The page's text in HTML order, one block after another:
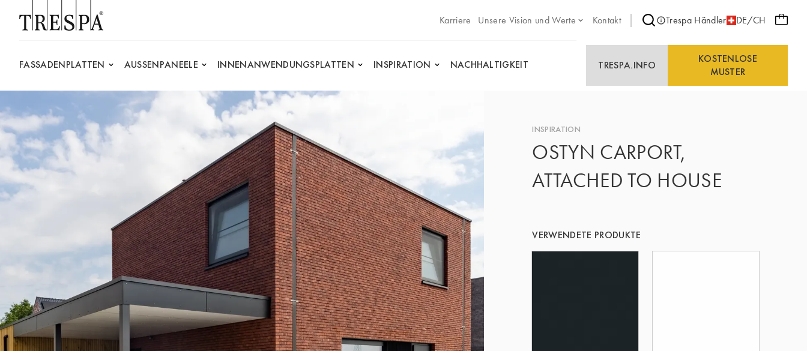
Karriere
Unsere Vision und Werte Kontakt Trespa Händler DE/CH
FASSADENPLATTEN AUSSENPANEELE INNENANWENDUNGSPLATTEN INSPIRATION NACHHALTIGKEIT TRESPA.INFO
KOSTENLOSE
MUSTER
INSPIRATION
OSTYN CARPORT,
ATTACHED TO HOUSE
VERWENDETE PRODUKTE